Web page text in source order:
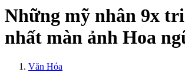
Những mỹ nhân 9x
nhất màn ảnh Hoa
Văn Hóa